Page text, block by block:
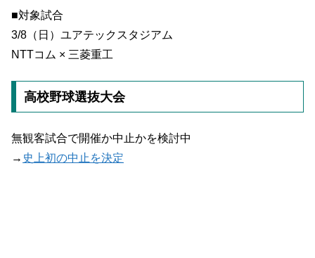
■対象試合
3/8（日）ユアテックスタジアム
NTTコム × 三菱重工
高校野球選抜大会
無観客試合で開催か中止かを検討中
→ 史上初の中止を決定